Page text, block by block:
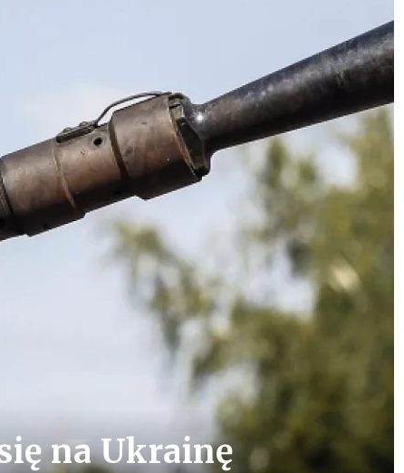
na Ukrainę